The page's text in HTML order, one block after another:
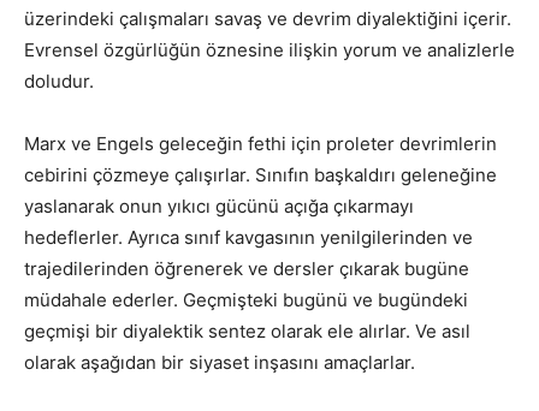
üzerindeki çalışmaları savaş ve devrim diyalektiğini içerir.
Evrensel özgürlüğün öznesine ilişkin yorum ve analizlerle
doludur.
Marx ve Engels geleceğin fethi için proleter devrimlerin
cebirini çözmeye çalışırlar. Sınıfın başkaldırı geleneğine
yaslanarak onun yıkıcı gücünü açığa çıkarmayı
hedeflerler. Ayrıca sınıf kavgasının yenilgilerinden ve
trajedilerinden öğrenerek ve dersler çıkarak bugüne
müdahale ederler. Geçmişteki bugünü ve bugündeki
geçmişi bir diyalektik sentez olarak ele alırlar. Ve asıl
olarak aşağıdan bir siyaset inşasını amaçlarlar.